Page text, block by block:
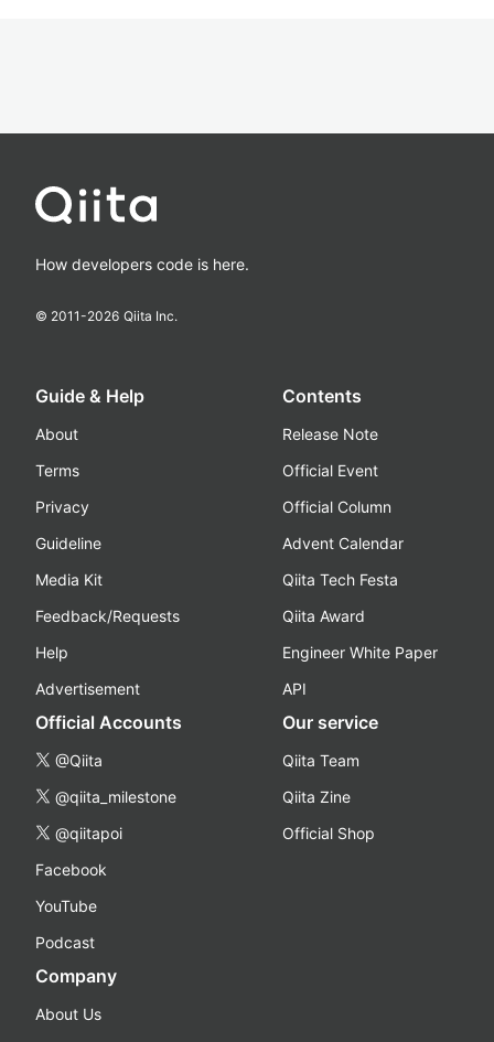
How developers code is here.
© 2011-2026 Qiita Inc.
Guide & Help
About
Terms
Privacy
Guideline
Media Kit
Feedback/Requests
Help
Advertisement
Contents
Release Note
Official Event
Official Column
Advent Calendar
Qiita Tech Festa
Qiita Award
Engineer White Paper
API
Official Accounts
@Qiita
@qiita_milestone
@qiitapoi
Facebook
YouTube
Podcast
Our service
Qiita Team
Qiita Zine
Official Shop
Company
About Us